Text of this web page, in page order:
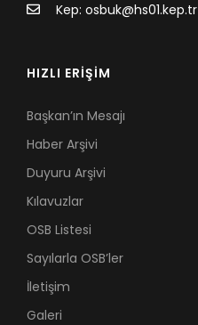
Kep: osbuk@hs01.kep.tr
HIZLI ERİŞİM
Başkan’ın Mesajı
Haber Arşivi
Duyuru Arşivi
Kılavuzlar
OSB Listesi
Sayılarla OSB’ler
İletişim
Galeri